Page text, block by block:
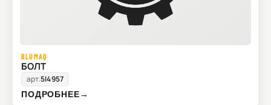
BLUMAQ
БОЛТ
арт.5I4957
ПОДРОБНЕЕ→